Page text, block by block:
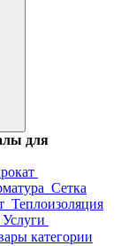
для
Сетка
Теплоизоляция
Услуги
категории